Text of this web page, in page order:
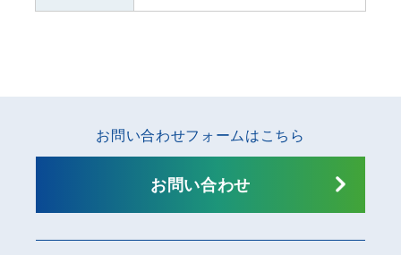
お問い合わせフォームはこちら
お問い合わせ